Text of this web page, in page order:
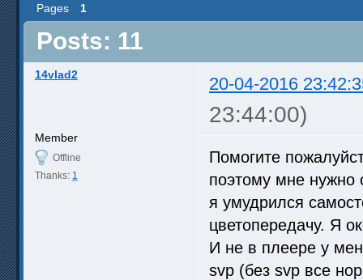
Pages 1
Posts: 11
14vlad2 20-04-2016
23:44:00)
Member
Offline
Thanks: 1
Помогите
поэтому мне нужно
я умудрился
цветопередачу. Я
И не в плеере у
svp (без svp все